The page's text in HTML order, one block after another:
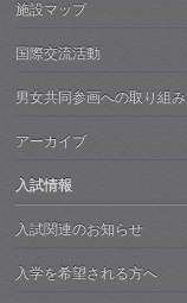
施設マップ
国際交流活動
男女共同参画への取り組み
アーカイブ
入試情報
入試関連のお知らせ
入学を希望される方へ